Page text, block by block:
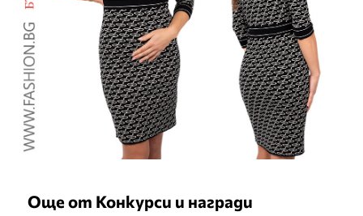
Още от Конкурси и награди